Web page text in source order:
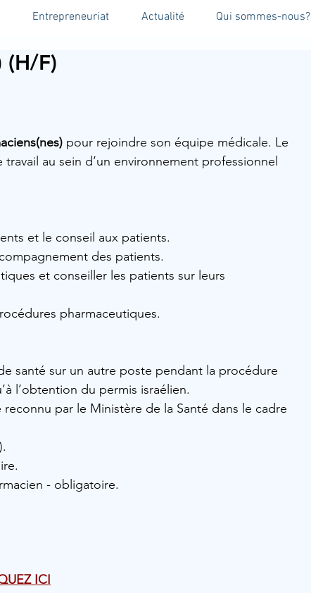
Entrepreneuriat Actualité Qui sommes-nous?
(H/F)
pour rejoindre son équipe médicale. Le
au sein d’un environnement professionnel
et le conseil aux patients.
des patients.
et conseiller les patients sur leurs
pharmaceutiques.
santé sur un autre poste pendant la procédure
l’obtention du permis israélien.
par le Ministère de la Santé dans le cadre
- obligatoire.
ICI